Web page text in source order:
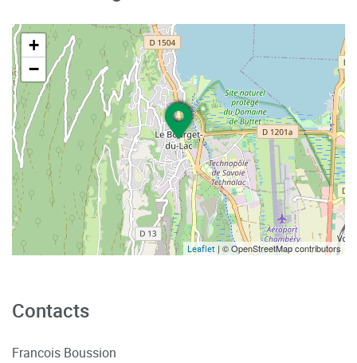
+
−
Leaflet | © OpenStreetMap contributors
Contacts
Francois Boussion